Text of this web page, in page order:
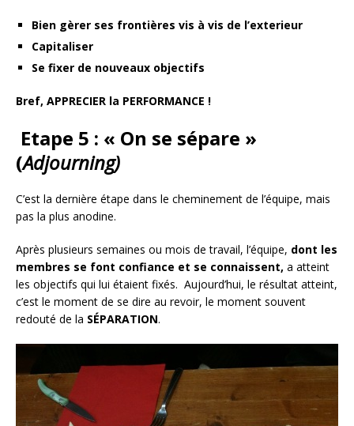
Bien gèrer ses frontières vis à vis de l’exterieur
Capitaliser
Se fixer de nouveaux objectifs
Bref, APPRECIER la PERFORMANCE !
Etape 5 : « On se sépare »
(Adjourning)
C’est la dernière étape dans le cheminement de l’équipe, mais
pas la plus anodine.
Après plusieurs semaines ou mois de travail, l’équipe, dont les
membres se font confiance et se connaissent, a atteint
les objectifs qui lui étaient fixés. Aujourd’hui, le résultat atteint,
c’est le moment de se dire au revoir, le moment souvent
redouté de la SÉPARATION.